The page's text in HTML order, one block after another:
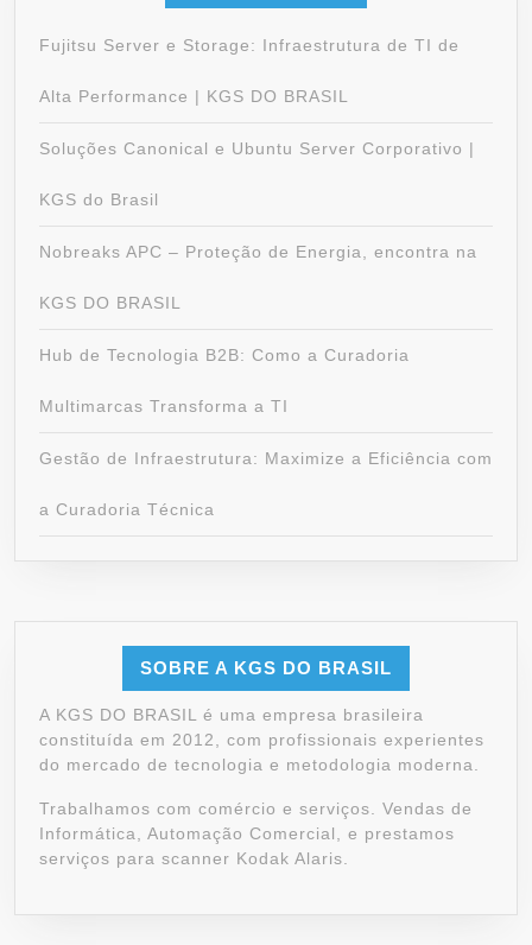
Fujitsu Server e Storage: Infraestrutura de TI de
Alta Performance | KGS DO BRASIL
Soluções Canonical e Ubuntu Server Corporativo |
KGS do Brasil
Nobreaks APC – Proteção de Energia, encontra na
KGS DO BRASIL
Hub de Tecnologia B2B: Como a Curadoria
Multimarcas Transforma a TI
Gestão de Infraestrutura: Maximize a Eficiência com
a Curadoria Técnica
SOBRE A KGS DO BRASIL
A KGS DO BRASIL é uma empresa brasileira
constituída em 2012, com profissionais experientes
do mercado de tecnologia e metodologia moderna.
Trabalhamos com comércio e serviços. Vendas de
Informática, Automação Comercial, e prestamos
serviços para scanner Kodak Alaris.